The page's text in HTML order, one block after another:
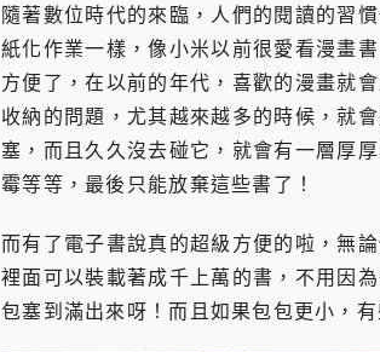
iPhone、Apple Watch、
動靜皆宜「HUAWEI
好玩好拍 vivo V50 ~ 口袋裡
25種洗烘模式一機搞定!
給 MSI Claw 系列電競掌機
B&O 精品級音響! Home+ 中
2億 APO蔡司長焦神機降臨~
EaseUS Vocal Remover 免
3 個超值 MHN 飛人工具分
Locawhere AnyTo 寶可夢飛
小體積 40000mAh 超大容量
97.3% 恢復率，資料救援就
隨著數位時代的來臨，人們的閱讀的習
紙化作業一樣，像小米以前很愛看漫畫
方便了，在以前的年代，喜歡的漫畫就
收納的問題，尤其越來越多的時候，就
塞，而且久久沒去碰它，就會有一層厚
霉等等，最後只能放棄這些書了！
而有了電子書說真的超級方便的啦，無
裡面可以裝載著成千上萬的書，不用因
包塞到滿出來呀！而且如果包包更小，